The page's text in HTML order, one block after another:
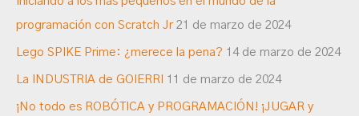
programación con Scratch Jr 21 de marzo de 2024
Lego SPIKE Prime: ¿merece la pena? 14 de marzo de 2024
La INDUSTRIA de GOIERRI 11 de marzo de 2024
¡No todo es ROBÓTICA y PROGRAMACIÓN! ¡JUGAR y